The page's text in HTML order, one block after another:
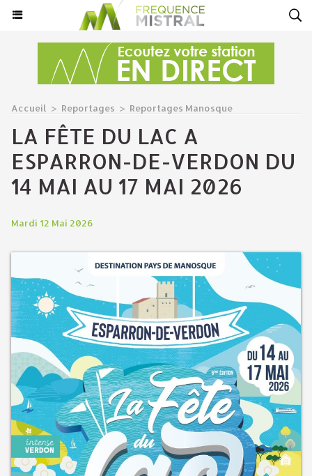
Accueil > Reportages > Reportages Manosque
LA FÊTE DU LAC A
ESPARRON-DE-VERDON DU
14 MAI AU 17 MAI 2026
Mardi 12 Mai 2026